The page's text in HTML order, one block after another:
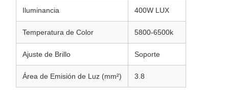
Iluminancia 400W LUX
Temperatura de Color 5800-6500k
Ajuste de Brillo Soporte
Área de Emisión de Luz (mm²) 3.8